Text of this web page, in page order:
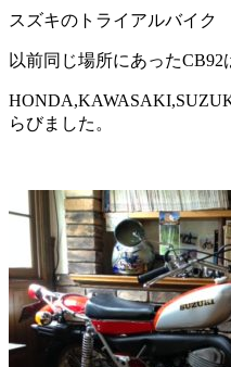
スズキのトライアルバイク
以前同じ場所にあったCB92
らびました。